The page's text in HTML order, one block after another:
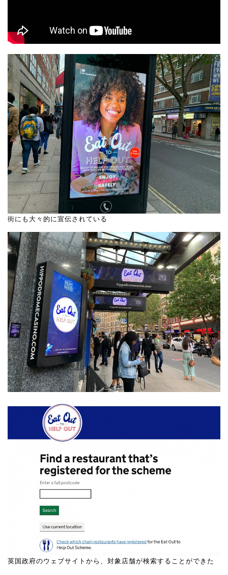
街にも大々的に宣伝されている
英国政府のウェブサイトから、対象店舗が検索することができた